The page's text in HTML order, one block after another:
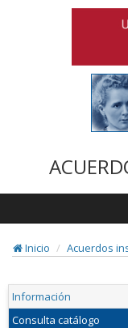
Inicio
Acuerdos
Información
Consulta catálogo